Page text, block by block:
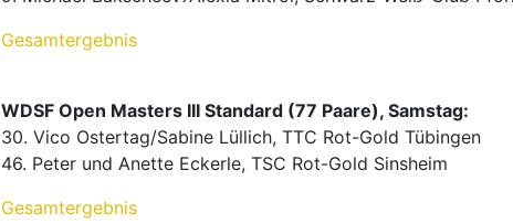
Gesamtergebnis
WDSF Open Masters III Standard (77 Paare), Samstag:
30. Vico Ostertag/Sabine Lüllich, TTC Rot-Gold Tübingen
46. Peter und Anette Eckerle, TSC Rot-Gold Sinsheim
Gesamtergebnis